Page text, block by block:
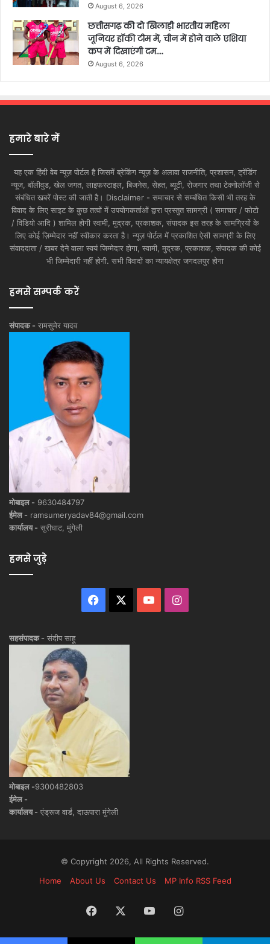
August 6, 2026
छत्तीसगढ़ की दो खिलाड़ी भारतीय महिला
जूनियर हॉकी टीम में, चीन में होने वाले एशिया
कप में दिखाएंगी दम….
August 6, 2026
हमारे बारे में
यह एक हिंदी वेब न्यूज़ पोर्टल है जिसमें ब्रेकिंग न्यूज़ के अलावा राजनीति, प्रशासन, ट्रेंडिंग
न्यूज, बॉलीवुड, खेल जगत, लाइफस्टाइल, बिजनेस, सेहत, ब्यूटी, रोजगार तथा टेक्नोलॉजी से
संबंधित खबरें पोस्ट की जाती है। Disclaimer - समाचार से सम्बंधित किसी भी तरह के
विवाद के लिए साइट के कुछ तत्वों में उपयोगकर्ताओं द्वारा प्रस्तुत सामग्री ( समाचार / फोटो
/ विडियो आदि ) शामिल होगी स्वामी, मुद्रक, प्रकाशक, संपादक इस तरह के सामग्रियों के
लिए कोई ज़िम्मेदार नहीं स्वीकार करता है। न्यूज़ पोर्टल में प्रकाशित ऐसी सामग्री के लिए
संवाददाता / खबर देने वाला स्वयं जिम्मेदार होगा, स्वामी, मुद्रक, प्रकाशक, संपादक की कोई
भी जिम्मेदारी नहीं होगी. सभी विवादों का न्यायक्षेत्र जगदलपुर होगा
हमसे सम्पर्क करें
संपादक - रामसुमेर यादव
मोबाइल - 9630484797
ईमेल - ramsumeryadav84@gmail.com
कार्यालय - सुरीघाट, मुंगेली
हमसे जुड़े
Facebook YouTubeInstagram
सहसंपादक - संदीप साहू
मोबाइल -9300482803
ईमेल -
कार्यालय - एंड्रूज वार्ड, दाऊपारा मुंगेली
© Copyright 2026, All Rights Reserved.
Home
About Us Contact Us MP Info RSS Feed
Facebook YouTubeInstagram